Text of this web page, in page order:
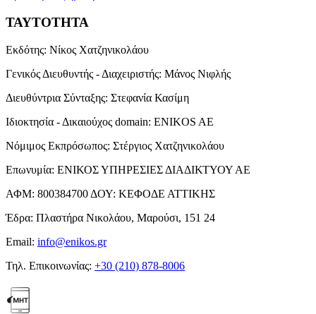
ΤΑΥΤΟΤΗΤΑ
Εκδότης: Νίκος Χατζηνικολάου
Γενικός Διευθυντής - Διαχειριστής: Μάνος Νιφλής
Διευθύντρια Σύνταξης: Στεφανία Κασίμη
Ιδιοκτησία - Δικαιούχος domain: ENIKOS AE
Νόμιμος Εκπρόσωπος: Στέργιος Χατζηνικολάου
Επωνυμία: ΕΝΙΚΟΣ ΥΠΗΡΕΣΙΕΣ ΔΙΑΔΙΚΤΥΟΥ ΑΕ
ΑΦΜ: 800384700 ΔΟΥ: ΚΕΦΟΔΕ ΑΤΤΙΚΗΣ
Έδρα: Πλαστήρα Νικολάου, Μαρούσι, 151 24
Email: info@enikos.gr
Τηλ. Επικοινωνίας: +30 (210) 878-8006